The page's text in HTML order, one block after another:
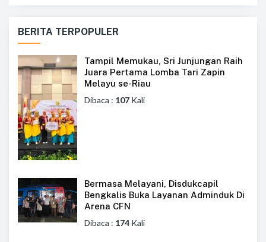
BERITA TERPOPULER
Tampil Memukau, Sri Junjungan Raih
Juara Pertama Lomba Tari Zapin
Melayu se-Riau
Dibaca : 107 Kali
Bermasa Melayani, Disdukcapil
Bengkalis Buka Layanan Adminduk Di
Arena CFN
Dibaca : 174 Kali